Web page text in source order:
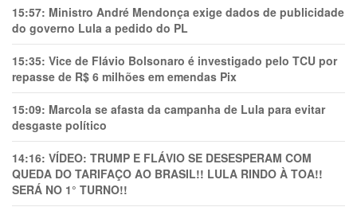
15:57: Ministro André Mendonça exige dados de publicidade
do governo Lula a pedido do PL
15:35: Vice de Flávio Bolsonaro é investigado pelo TCU por
repasse de R$ 6 milhões em emendas Pix
15:09: Marcola se afasta da campanha de Lula para evitar
desgaste político
14:16: VÍDEO: TRUMP E FLÁVIO SE DESESPERAM COM
QUEDA DO TARIFAÇO AO BRASIL!! LULA RINDO À TOA!!
SERÁ NO 1° TURNO!!